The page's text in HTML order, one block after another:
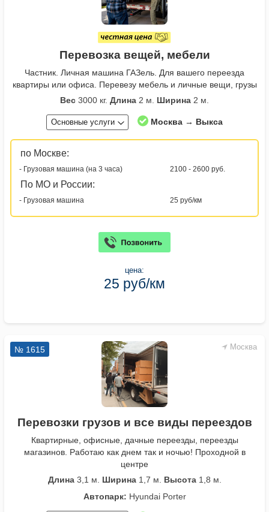
Перевозка вещей, мебели
Частник. Личная машина ГАЗель. Для вашего переезда
квартиры или офиса. Перевезу мебель и личные вещи, грузы
Вес 3000 кг. Длина 2 м. Ширина 2 м.
Основные услуги Москва → Выкса
по Москве:
- Грузовая машина (на 3 часа) 2100 - 2600 руб.
По МО и России:
- Грузовая машина 25 руб/км
цена:
25 руб/км
Москва
№ 1615
Перевозки грузов и все виды переездов
Квартирные, офисные, дачные переезды, переезды
магазинов. Работаю как днем так и ночью! Проходной в
центре
Длина3,1 м. Ширина1,7 м. Высота1,8 м.
Автопарк: Hyundai Porter